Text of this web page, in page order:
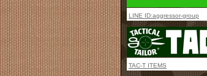
LINE ID:aggressor-group
TAC-T ITEMS